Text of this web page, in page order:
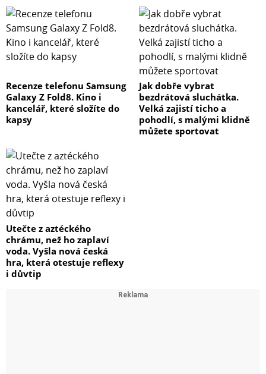
Recenze telefonu Samsung
Galaxy Z Fold8. Kino i
kancelář, které složíte do
kapsy
Jak dobře vybrat
bezdrátová sluchátka.
Velká zajistí ticho a
pohodlí, s malými klidně
můžete sportovat
Utečte z aztéckého
chrámu, než ho zaplaví
voda. Vyšla nová česká
hra, která otestuje reflexy
i důvtip